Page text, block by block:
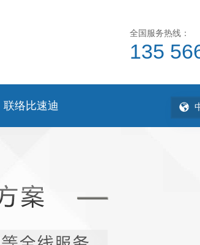
全国服务热线：
135
联络比速迪